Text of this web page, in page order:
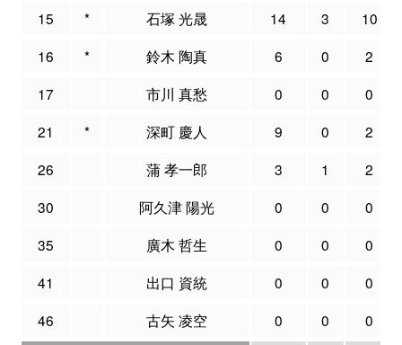
15 * 石塚 光晟 14 3
10
16
* 鈴木 陶真 6 0
2
17
市川 真愁 0 0
0
21
* 深町 慶人 9 0
2
26
蒲 孝一郎 3 1
2
30
阿久津 陽光 0 0
0
35
廣木 哲生 0 0
0
41
出口 資統 0 0
0
46
古矢 凌空 0 0 0